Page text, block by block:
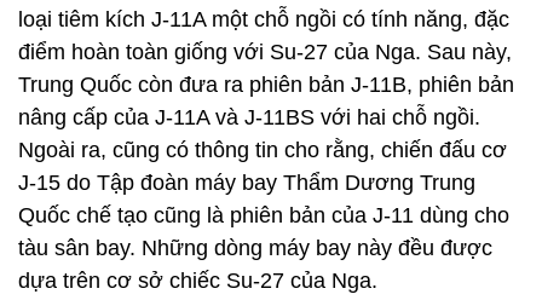
loại tiêm kích J-11A một chỗ ngồi có tính năng, đặc
điểm hoàn toàn giống với Su-27 của Nga. Sau này,
Trung Quốc còn đưa ra phiên bản J-11B, phiên bản
nâng cấp của J-11A và J-11BS với hai chỗ ngồi.
Ngoài ra, cũng có thông tin cho rằng, chiến đấu cơ
J-15 do Tập đoàn máy bay Thẩm Dương Trung
Quốc chế tạo cũng là phiên bản của J-11 dùng cho
tàu sân bay. Những dòng máy bay này đều được
dựa trên cơ sở chiếc Su-27 của Nga.